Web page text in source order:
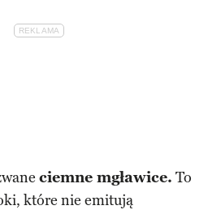
ciemne mgławice. To
które nie emitują